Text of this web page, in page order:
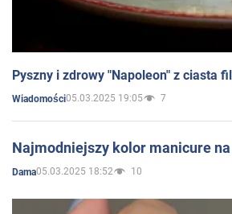
Pyszny i zdrowy "Napoleon" z ciasta
Wiadomości05.03.2025 19:05 7
Najmodniejszy kolor manicure
Dama05.03.2025 18:52 10